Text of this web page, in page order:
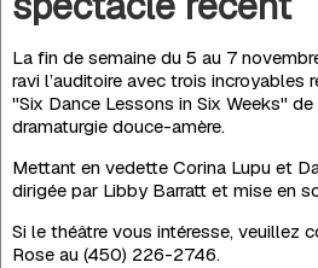
La fin de semaine du 5 au 7
ravi l’auditoire avec trois incroyables
"Six Dance Lessons in Six Weeks"
dramaturgie douce-amère.
Mettant en vedette Corina Lupu et
dirigée par Libby Barratt et mise en
Si le théâtre vous intéresse, veuillez
Rose au (450) 226-2746.